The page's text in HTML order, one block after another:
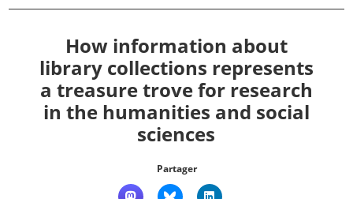
Accueil
Qui sommes nous ?
How information about
library collections represents
a treasure trove for research
in the humanities and social
sciences
Partager